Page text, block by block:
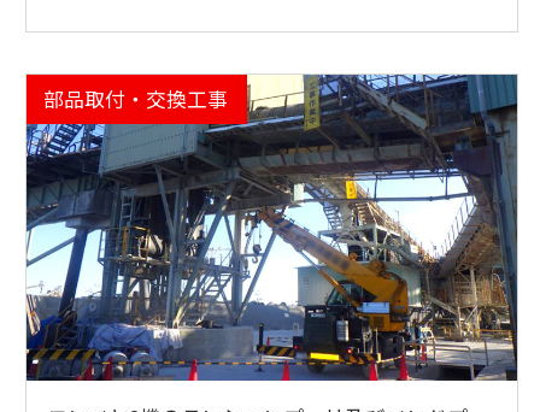
部品取付・交換工事